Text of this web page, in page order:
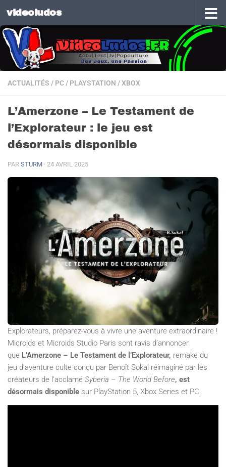
Skip to content
videoludos
ACTUALITÉS / PC/ PLAYSTATION /XBOX
L’Amerzone – Le Testament de
l’Explorateur : le jeu est
désormais disponible
PAR STURM · 24 AVRIL 2025
Explorateurs, préparez-vous à vivre une aventure extraordinaire !
Microids et Microids Studio Paris sont ravis d’annoncer
que L’Amerzone – Le Testament de l’Explorateur, remake du
jeu d’aventure culte conçu par Benoît Sokal réimaginé par les
créateurs de l’acclamé Syberia – The World Before, est
désormais disponible sur PlayStation 5, Xbox Series et PC.